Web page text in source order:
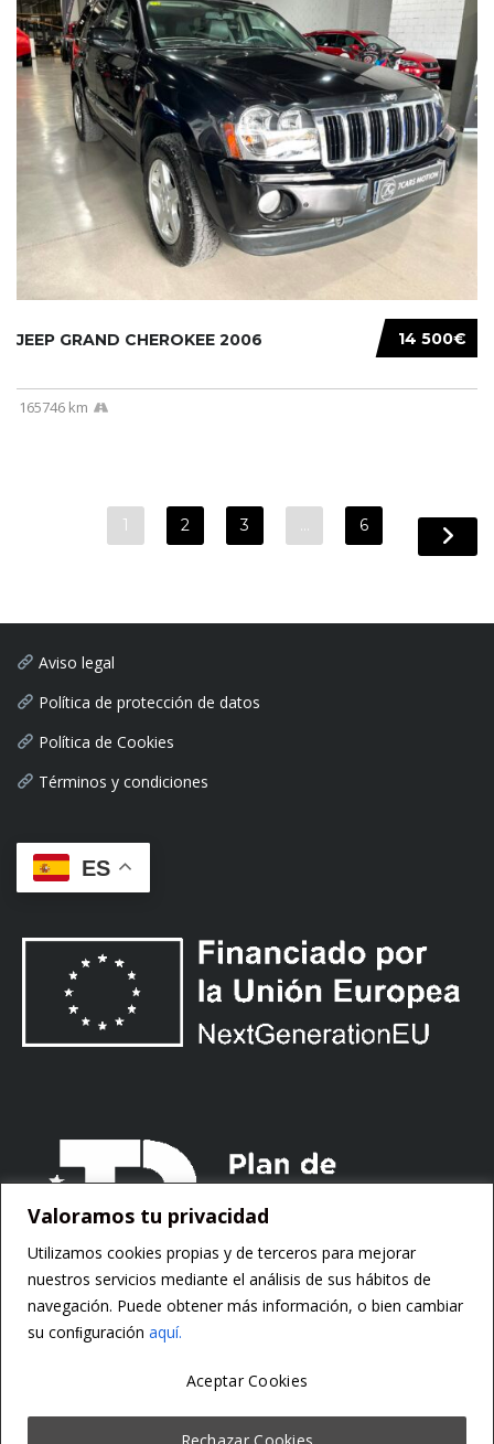
Valoramos tu privacidad
Utilizamos cookies propias y de terceros para mejorar
nuestros servicios mediante el análisis de sus hábitos de
navegación. Puede obtener más información, o bien cambiar
su conﬁguración aquí.
Rechazar Cookies
Aceptar Cookies
14 500€
JEEP GRAND CHEROKEE 2006
165746 km
1 2 3 … 6
Aviso legal
Política de protección de datos
Política de Cookies
Términos y condiciones
ES